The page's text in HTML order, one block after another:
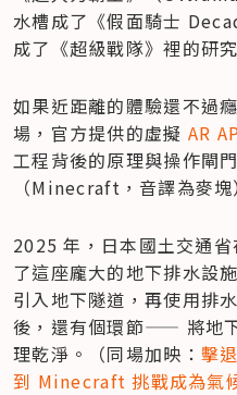
水槽成了《假面騎士
成了《超級戰隊》裡的研
如果近距離的體驗還不過
場，官方提供的虛擬 AR
工程背後的原理與操作閘
（Minecraft，音譯為麥
2025 年，日本國土交通
了這座龐大的地下排水設
引入地下隧道，再使用排
後，還有個環節—— 將地
理乾淨。（同場加映： 擊
到 Minecraft 挑戰成為氣